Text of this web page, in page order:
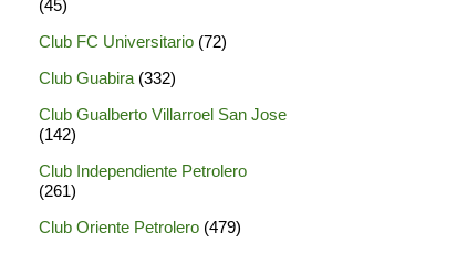
(45)
Club FC Universitario (72)
Club Guabira (332)
Club Gualberto Villarroel San Jose
(142)
Club Independiente Petrolero
(261)
Club Oriente Petrolero (479)